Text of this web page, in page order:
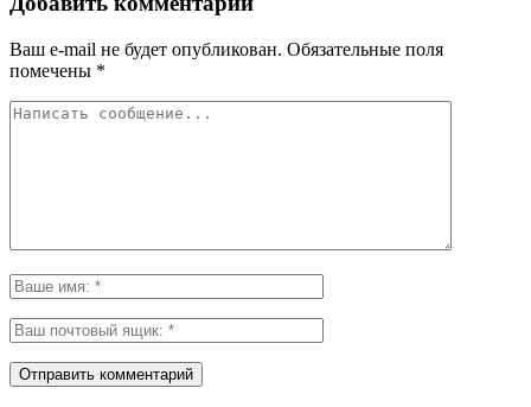
Ваш e-mail не будет опубликован. Обязательные поля
помечены *